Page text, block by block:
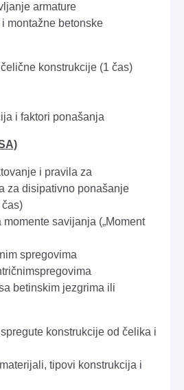
armature
montažne betonske
konstrukcije (1 čas)
i faktori ponašanja
i pravila za
za disipativno ponašanje
savijanja („Moment
spregovima
betinskim jezgrima ili
konstrukcije od čelika i
tipovi konstrukcija i